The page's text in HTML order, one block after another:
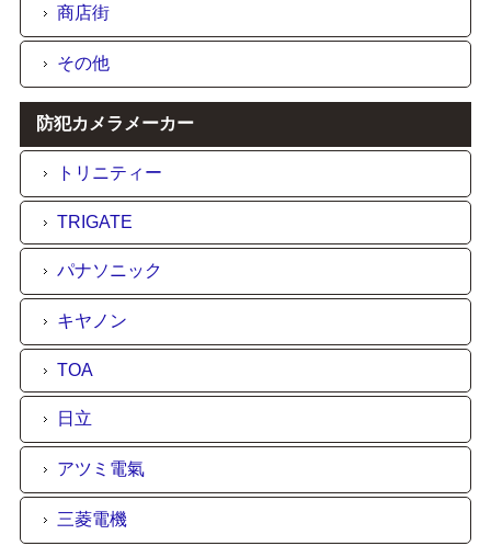
商店街
その他
防犯カメラメーカー
トリニティー
TRIGATE
パナソニック
キヤノン
TOA
日立
アツミ電氣
三菱電機